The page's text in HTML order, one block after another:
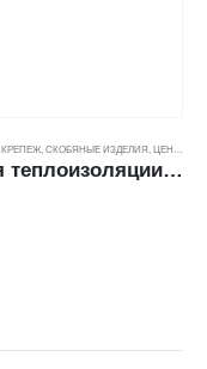
КРЕПЕЖ, СКОБЯНЫЕ ИЗДЕЛИЯ ЦЕНОВЫЕ ГРУППЫ
Шайба "Рондоль" д/крепления теплоизоляции (500шт)